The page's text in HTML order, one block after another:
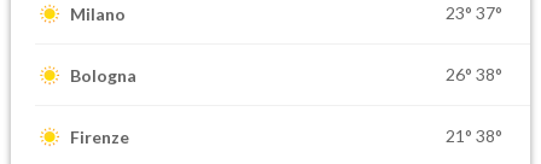
Milano 23° 37°
Bologna 26° 38°
Firenze 21° 38°